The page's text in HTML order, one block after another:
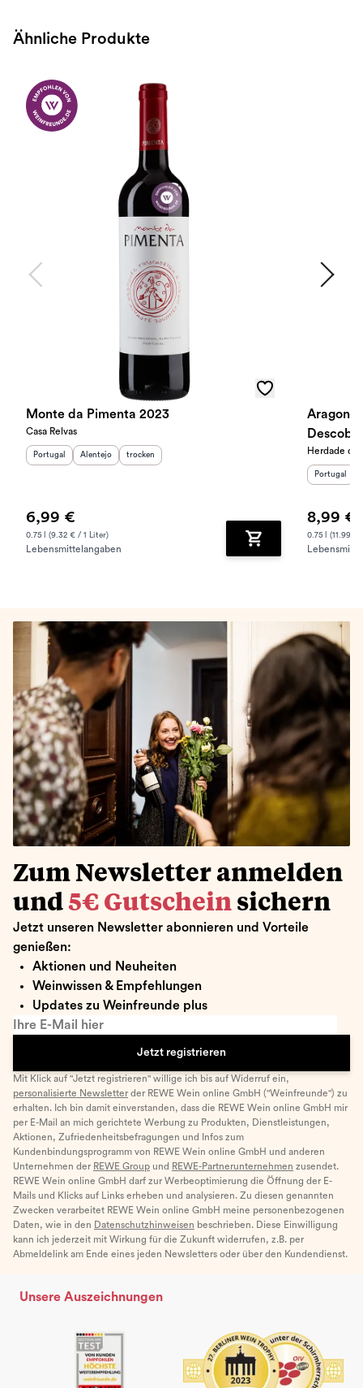
Ähnliche Produkte
Monte da Pimenta 2023
Casa Relvas
Herkunftsland:
Portugal Herkunftsregion:
Alentejo Geschmack
trocken
6,99 €
0.75 l (9.32 € / 1 Liter)
Lebensmittelangaben Zum Warenkorb
Herdade de
Portugal
8,99 €
0.75 l (11.99 €
Zum Newsletter anmelden
und 5€ Gutschein sichern
Jetzt unseren Newsletter abonnieren und Vorteile
genießen:
Aktionen und Neuheiten
Weinwissen & Empfehlungen
Updates zu Weinfreunde plus
Ihre E-Mail hier
Jetzt registrieren
Mit Klick auf "Jetzt registrieren" willige ich bis auf Widerruf ein,
personalisierte Newsletter der REWE Wein online GmbH ("Weinfreunde") zu
erhalten. Ich bin damit einverstanden, dass die REWE Wein online GmbH mir
per E-Mail an mich gerichtete Werbung zu Produkten, Dienstleistungen,
Aktionen, Zufriedenheitsbefragungen und Infos zum
Kundenbindungsprogramm von REWE Wein online GmbH und anderen
Unternehmen der REWE Group und REWE-Partnerunternehmen zusendet.
REWE Wein online GmbH darf zur Werbeoptimierung die Öffnung der E-
Mails und Klicks auf Links erheben und analysieren. Zu diesen genannten
Zwecken verarbeitet REWE Wein online GmbH meine personenbezogenen
Daten, wie in den Datenschutzhinweisen beschrieben. Diese Einwilligung
kann ich jederzeit mit Wirkung für die Zukunft widerrufen, z.B. per
Abmeldelink am Ende eines jeden Newsletters oder über den Kundendienst.
Unsere Auszeichnungen